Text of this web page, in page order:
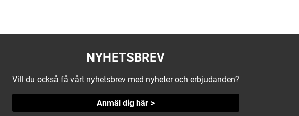
NYHETSBREV
Vill du också få vårt nyhetsbrev med nyheter och erbjudanden?
Anmäl dig här >